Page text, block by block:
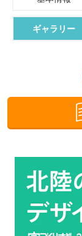
ギャラリー